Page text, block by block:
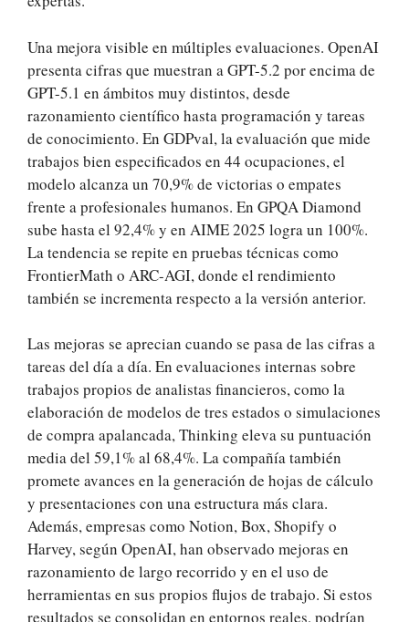
Una mejora visible en múltiples evaluaciones. OpenAI
presenta cifras que muestran a GPT-5.2 por encima de
GPT-5.1 en ámbitos muy distintos, desde
razonamiento científico hasta programación y tareas
de conocimiento. En GDPval, la evaluación que mide
trabajos bien especificados en 44 ocupaciones, el
modelo alcanza un 70,9% de victorias o empates
frente a profesionales humanos. En GPQA Diamond
sube hasta el 92,4% y en AIME 2025 logra un 100%.
La tendencia se repite en pruebas técnicas como
FrontierMath o ARC-AGI, donde el rendimiento
también se incrementa respecto a la versión anterior.
Las mejoras se aprecian cuando se pasa de las cifras a
tareas del día a día. En evaluaciones internas sobre
trabajos propios de analistas financieros, como la
elaboración de modelos de tres estados o simulaciones
de compra apalancada, Thinking eleva su puntuación
media del 59,1% al 68,4%. La compañía también
promete avances en la generación de hojas de cálculo
y presentaciones con una estructura más clara.
Además, empresas como Notion, Box, Shopify o
Harvey, según OpenAI, han observado mejoras en
razonamiento de largo recorrido y en el uso de
herramientas en sus propios flujos de trabajo. Si estos
resultados se consolidan en entornos reales, podrían